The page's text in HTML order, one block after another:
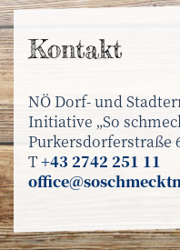
Kontakt
NÖ Dorf- und
Initiative „So
Purkersdorferstraße
T+43 2742 251 11